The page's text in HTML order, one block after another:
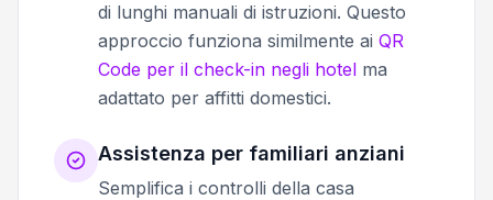
di lunghi manuali di istruzioni. Questo
approccio funziona similmente ai QR
Code per il check-in negli hotel ma
adattato per affitti domestici.
Assistenza per familiari anziani
Semplifica i controlli della casa